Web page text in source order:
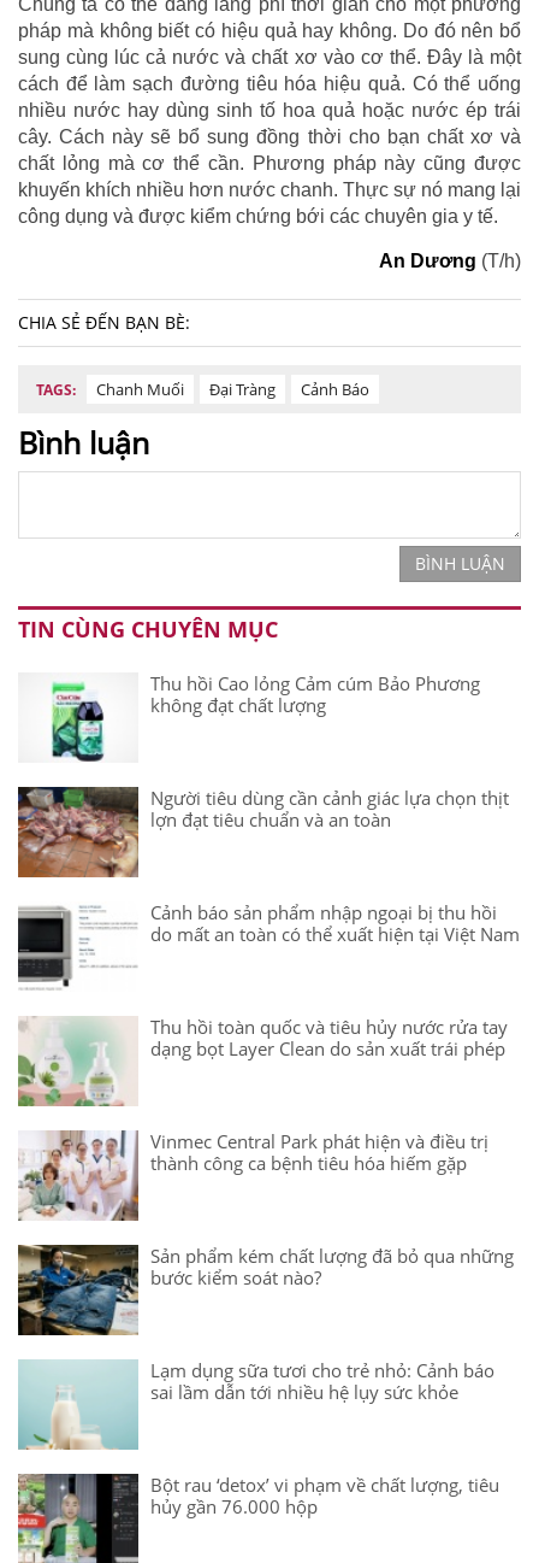
Chúng ta có thể đang lãng phí thời gian cho một phương
pháp mà không biết có hiệu quả hay không. Do đó nên bổ
sung cùng lúc cả nước và chất xơ vào cơ thể. Đây là một
cách để làm sạch đường tiêu hóa hiệu quả. Có thể uống
nhiều nước hay dùng sinh tố hoa quả hoặc nước ép trái
cây. Cách này sẽ bổ sung đồng thời cho bạn chất xơ và
chất lỏng mà cơ thể cần. Phương pháp này cũng được
khuyến khích nhiều hơn nước chanh. Thực sự nó mang lại
công dụng và được kiểm chứng bới các chuyên gia y tế.
An Dương (T/h)
CHIA SẺ ĐẾN BẠN BÈ:
TAGS: Chanh Muối Đại Tràng Cảnh Báo
Bình luận
BÌNH LUẬN
TIN CÙNG CHUYÊN MỤC
Thu hồi Cao lỏng Cảm cúm Bảo Phương
không đạt chất lượng
Người tiêu dùng cần cảnh giác lựa chọn thịt
lợn đạt tiêu chuẩn và an toàn
Cảnh báo sản phẩm nhập ngoại bị thu hồi
do mất an toàn có thể xuất hiện tại Việt Nam
Thu hồi toàn quốc và tiêu hủy nước rửa tay
dạng bọt Layer Clean do sản xuất trái phép
Vinmec Central Park phát hiện và điều trị
thành công ca bệnh tiêu hóa hiếm gặp
Sản phẩm kém chất lượng đã bỏ qua những
bước kiểm soát nào?
Lạm dụng sữa tươi cho trẻ nhỏ: Cảnh báo
sai lầm dẫn tới nhiều hệ lụy sức khỏe
Bột rau ‘detox’ vi phạm về chất lượng, tiêu
hủy gần 76.000 hộp